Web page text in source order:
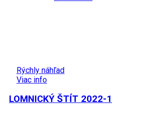
Rýchly náhľad
Viac info
LOMNICKÝ ŠTÍT 2022-1